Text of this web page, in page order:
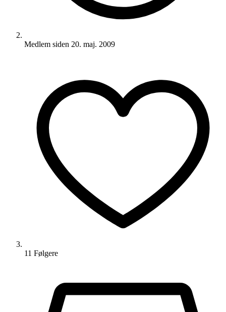
Medlem siden 20. maj. 2009
11 Følgere